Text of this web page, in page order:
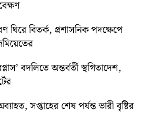
বিতর্ক, প্রশাসনিক পদক্ষেপে
বদলিতে অন্তর্বর্তী স্থগিতাদেশ,
সপ্তাহের শেষ পর্যন্ত ভারী বৃষ্টির